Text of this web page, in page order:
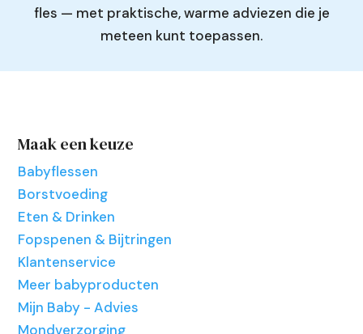
fles — met praktische, warme adviezen die je
meteen kunt toepassen.
Maak een keuze
Babyflessen
Borstvoeding
Eten & Drinken
Fopspenen & Bijtringen
Klantenservice
Meer babyproducten
Mijn Baby - Advies
Mondverzorging